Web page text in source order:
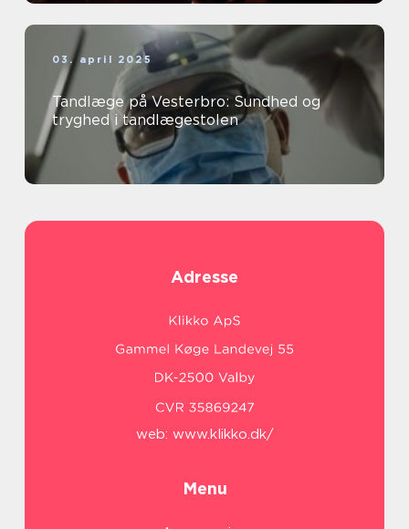
03. april 2025
Tandlæge på Vesterbro: Sundhed og
tryghed i tandlægestolen
Adresse
web: www.klikko.dk/
Menu